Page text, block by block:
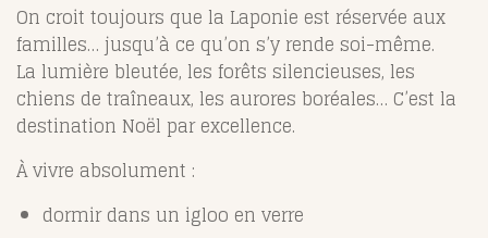
On croit toujours que la Laponie est réservée aux
familles… jusqu’à ce qu’on s’y rende soi-même.
La lumière bleutée, les forêts silencieuses, les
chiens de traîneaux, les aurores boréales… C’est la
destination Noël par excellence.
À vivre absolument :
dormir dans un igloo en verre